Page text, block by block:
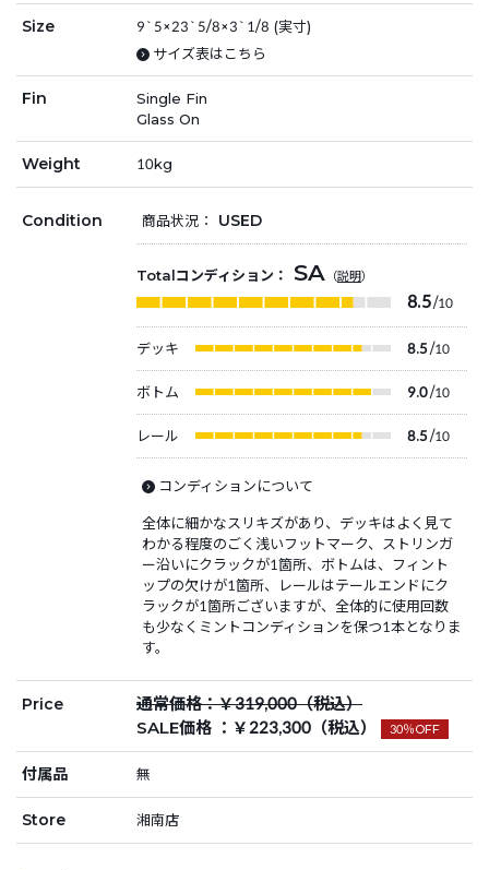
Size
9`5×23`5/8×3`1/8 (実寸)
サイズ表はこちら
Fin
Single Fin
Glass On
Weight 10kg
Condition 商品状況： USED
Totalコンディション： SA （説明）
8.5/10
デッキ 8.5/10
ボトム 9.0/10
レール 8.5/10
コンディションについて
全体に細かなスリキズがあり、デッキはよく見て
わかる程度のごく浅いフットマーク、ストリンガ
ー沿いにクラックが1箇所、ボトムは、フィント
ップの欠けが1箇所、レールはテールエンドにク
ラックが1箇所ございますが、全体的に使用回数
も少なくミントコンディションを保つ1本となりま
す。
Price
通常価格：￥319,000（税込）
SALE価格 ：￥223,300（税込）
30％OFF
付属品 無
Store 湘南店